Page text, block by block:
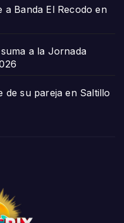
Banda El Recodo en
a la Jornada
de su pareja en Saltillo